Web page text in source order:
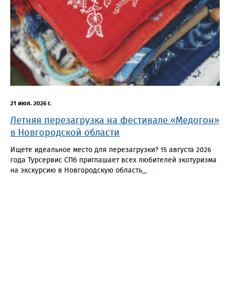
21 июл. 2026 г.
Летняя перезагрузка на фестивале «Медогон»
в Новгородской области
Ищете идеальное место для перезагрузки? 15 августа 2026
года Турсервис СПб приглашает всех любителей экотуризма
на экскурсию в Новгородскую область...